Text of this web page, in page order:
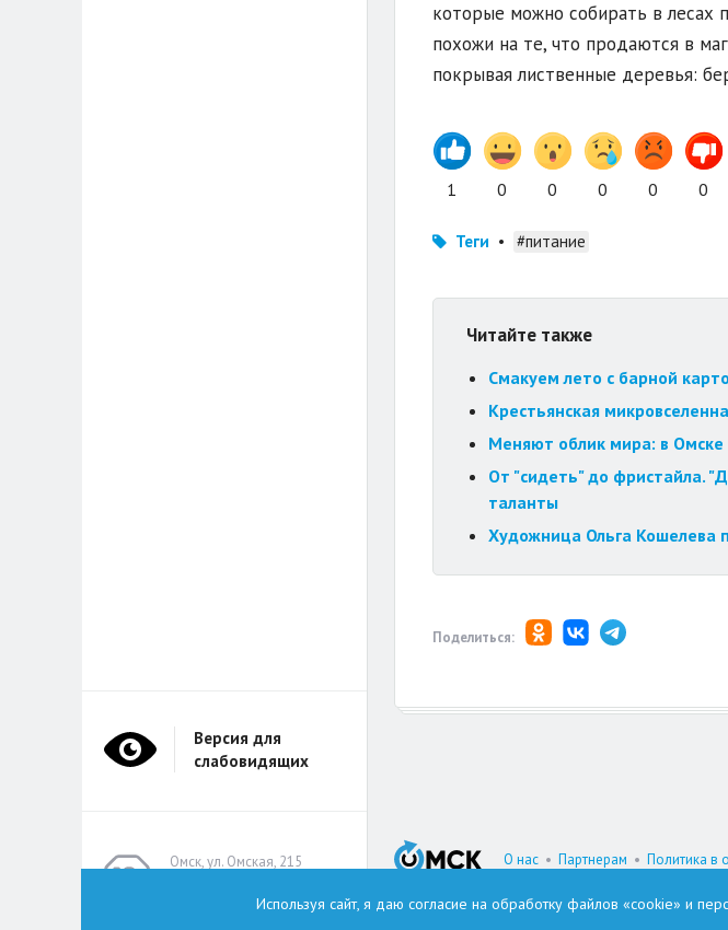
которые можно собирать в лесах
похожи на те, что продаются в
покрывая лиственные деревья:
1 0 0 0 0 0
Теги • #питание
Читайте также
Смакуем лето с барной
Крестьянская
Меняют облик мира: в
От "сидеть" до фристайла.
таланты
Художница Ольга Кошелева
Поделиться:
О нас• Партнерам • Политика в
И.о. главного редактора:
Омск, ул. Омская, 215
omskzdes@inbox.ru
Версия для
слабовидящих
Используя сайт, я даю согласие на обработку файлов «cookie» и